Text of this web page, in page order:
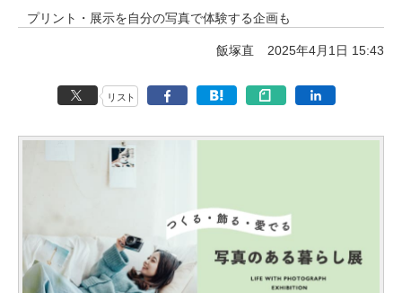
プリント・展示を自分の写真で体験する企画も
飯塚直 2025年4月1日 15:43
リスト